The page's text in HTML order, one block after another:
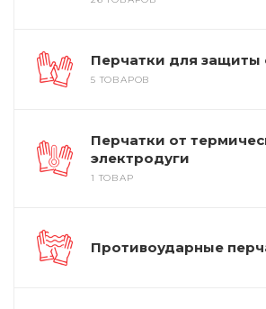
Перчатки для защиты
5 ТОВАРОВ
Перчатки от
электродуги
1 ТОВАР
Противоударные